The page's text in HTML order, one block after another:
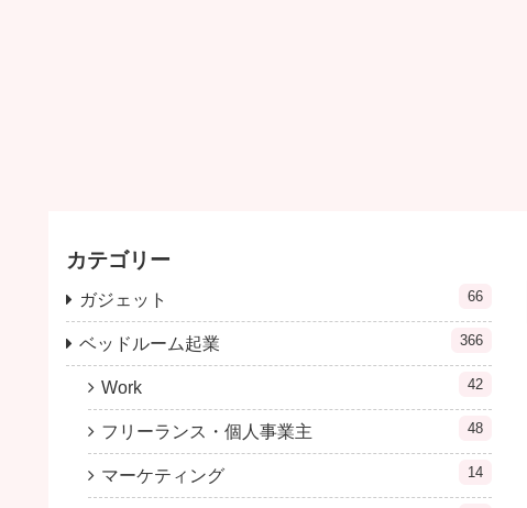
カテゴリー
ガジェット 66
ベッドルーム起業 366
Work 42
フリーランス・個人事業主 48
マーケティング 14